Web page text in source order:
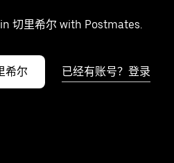
切里希尔 with Postmates.
希尔 已经有账号？登录